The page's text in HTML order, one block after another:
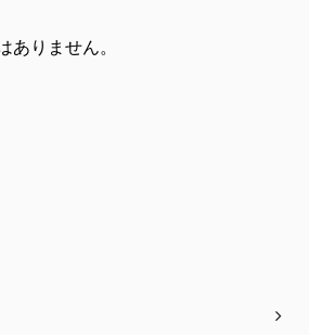
ありません。